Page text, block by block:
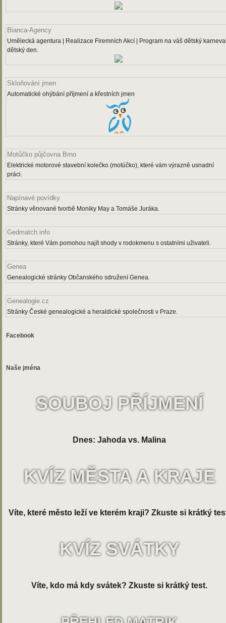
Bianca-Agency
Umělecká agentura | Realizace Firemních Akcí | Program na váš dětský
dětský den.
Skloňování jmen
Automatické ohýbání příjmení a křestních jmen
Motůčko půjčovna Brno
Elektrické motorové stavební kolečko (motúčko), které vám výrazně usnadní
práci.
Napínavé povídky
Stránky věnované tvorbě Moniky May a Tomáše Juráka.
Gedmatch.info
Stránky, které Vám pomohou najít shody v rodokmenu s ostatními uživateli.
Genea
Genealogické stránky Občanského sdružení Genea.
Genealogie.cz
Stránky České genealogické a heraldické společnosti v Praze.
Facebook
Naše jména
SOUBOJ PŘÍJMENÍ
Dnes: Jahoda vs. Malina
KVÍZ MĚSTA A KRAJE
Víte, které město leží ve kterém kraji? Zkuste si krátký
KVÍZ SVÁTKY
Víte, kdo má kdy svátek? Zkuste si krátký test.